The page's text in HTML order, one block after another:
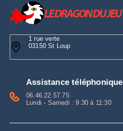
1 rue verte
03150 St Loup
Assistance téléphonique
06.46.22.57.75
Lundi - Samedi : 9:30 à 11:30